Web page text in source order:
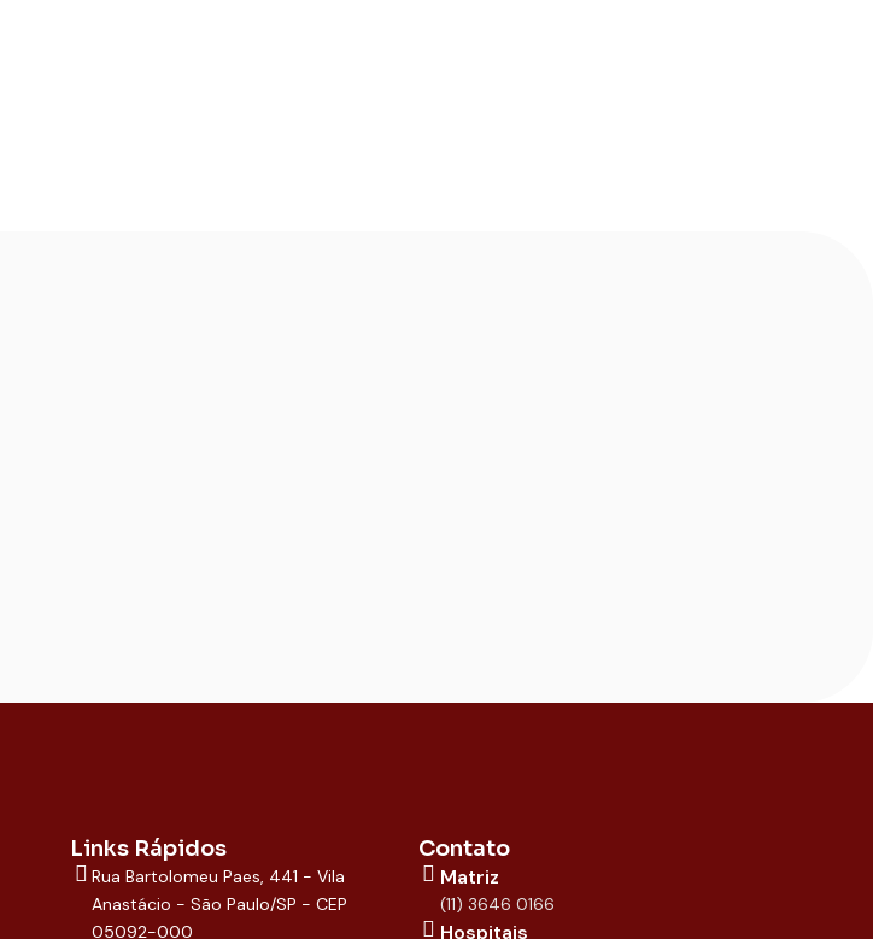
Links Rápidos
Rua Bartolomeu Paes, 441 - Vila
Anastácio - São Paulo/SP - CEP
05092-000
Contato
Matriz
(11) 3646 0166
Hospitais